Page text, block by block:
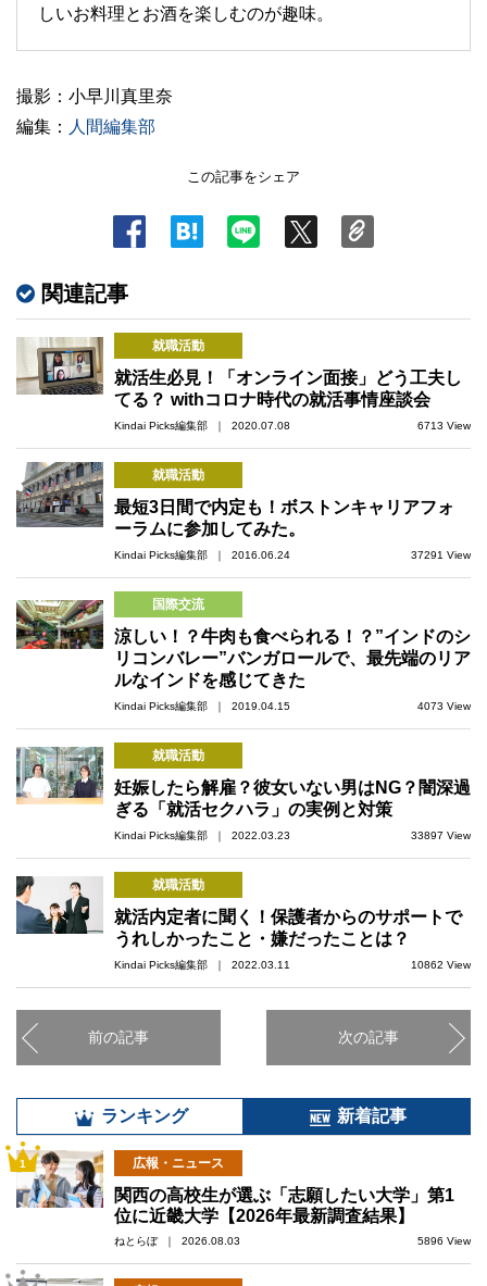
しいお料理とお酒を楽しむのが趣味。
撮影：小早川真里奈
編集： 人間編集部
この記事をシェア
関連記事
就職活動
就活生必見！「オンライン面接」どう工夫し
てる？ withコロナ時代の就活事情座談会
Kindai Picks編集部 ｜ 2020.07.08 6713 View
就職活動
最短3日間で内定も！ボストンキャリアフォ
ーラムに参加してみた。
Kindai Picks編集部 ｜ 2016.06.24 37291 View
国際交流
涼しい！？牛肉も食べられる！？”インドのシ
リコンバレー”バンガロールで、最先端のリア
ルなインドを感じてきた
Kindai Picks編集部 ｜ 2019.04.15 4073 View
就職活動
妊娠したら解雇？彼女いない男はNG？闇深過
ぎる「就活セクハラ」の実例と対策
Kindai Picks編集部 ｜ 2022.03.23 33897 View
就職活動
就活内定者に聞く！保護者からのサポートで
うれしかったこと・嫌だったことは？
Kindai Picks編集部 ｜ 2022.03.11 10862 View
前の記事 次の記事
ランキング 新着記事
1 広報・ニュース
関西の高校生が選ぶ「志願したい大学」第1
位に近畿大学【2026年最新調査結果】
ねとらぼ ｜ 2026.08.03 5896 View